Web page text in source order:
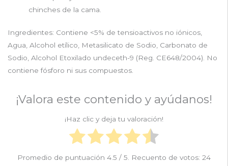
chinches de la cama.
Ingredientes: Contiene <5% de tensioactivos no iónicos,
Agua, Alcohol etílico, Metasilicato de Sodio, Carbonato de
Sodio, Alcohol Etoxilado undeceth-9 (Reg. CE648/2004). No
contiene fósforo ni sus compuestos.
¡Valora este contenido y ayúdanos!
¡Haz clic y deja tu valoración!
Promedio de puntuación 4.5 / 5. Recuento de votos: 24